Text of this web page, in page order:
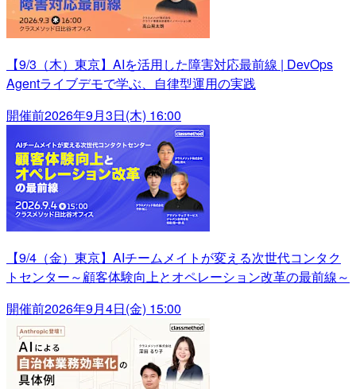
【9/3（木）東京】AIを活用した障害対応最前線 | DevOps
Agentライブデモで学ぶ、自律型運用の実践
開催前2026年9月3日(木) 16:00
【9/4（金）東京】AIチームメイトが変える次世代コンタク
トセンター～顧客体験向上とオペレーション改革の最前線～
開催前2026年9月4日(金) 15:00